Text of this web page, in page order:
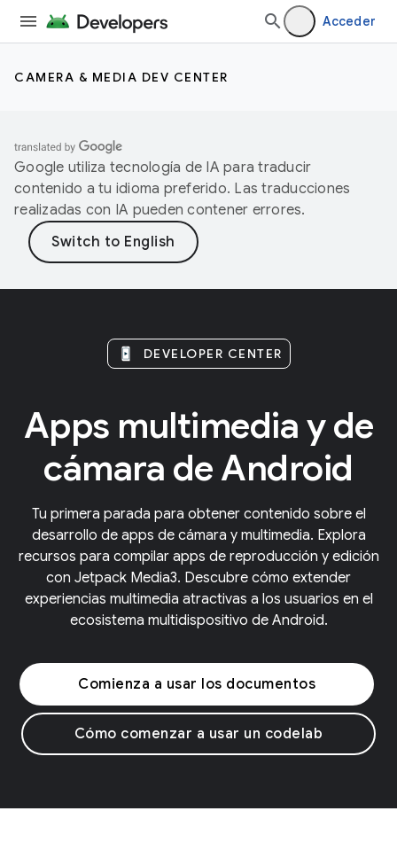
Acceder
CAMERA & MEDIA DEV CENTER
Google utiliza tecnología de IA para traducir
contenido a tu idioma preferido. Las traducciones
realizadas con IA pueden contener errores.
DEVELOPER CENTER
Apps multimedia y de
cámara de Android
Tu primera parada para obtener contenido sobre el
desarrollo de apps de cámara y multimedia. Explora
recursos para compilar apps de reproducción y edición
con Jetpack Media3. Descubre cómo extender
experiencias multimedia atractivas a los usuarios en el
ecosistema multidispositivo de Android.
Comienza a usar los documentos
Cómo comenzar a usar un codelab